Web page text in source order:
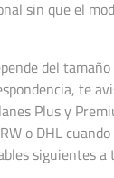
sin que el
del
te
Plus y
o DHL
siguientes